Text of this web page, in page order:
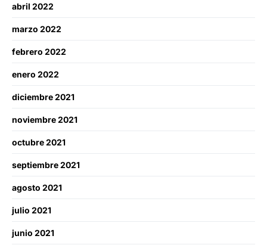
abril 2022
marzo 2022
febrero 2022
enero 2022
diciembre 2021
noviembre 2021
octubre 2021
septiembre 2021
agosto 2021
julio 2021
junio 2021